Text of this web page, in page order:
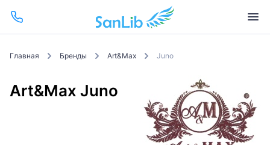
Главная Бренды Art&Max Juno
Art&Max Juno